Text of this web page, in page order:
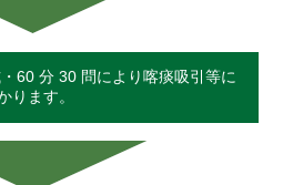
60 分 30 問により喀痰吸引等に
ります。